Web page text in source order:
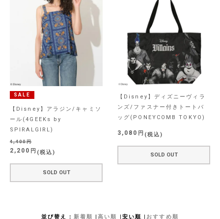
SALE
【Disney】アラジン/キャミソ
ール(4GEEKs by
SPIRALGIRL)
4,400
2,200 税込
SOLD OUT
【Disney】ディズニーヴィラ
ンズ/ファスナー付きトートバ
ッグ(PONEYCOMB TOKYO)
3,080 税込
SOLD OUT
並び替え 新着順 高い順 安い順 おすすめ順